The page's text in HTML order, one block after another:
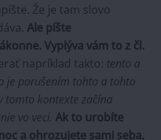
Že je tam slovo
Ale píšte
Vyplýva vám to z čl.
napríklad takto: tento a
je porušením tohto a tohto
tomto kontexte začína
vo veci. Ak to urobíte
a ohrozujete sami seba,